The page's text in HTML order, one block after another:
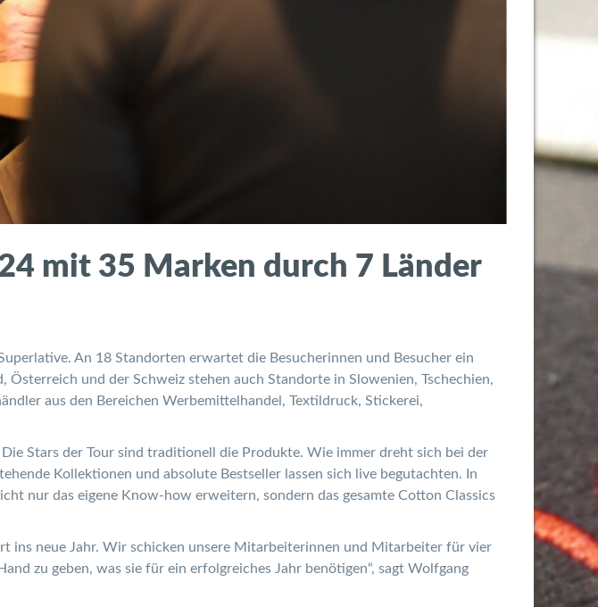
mit 35 Marken durch 7 Länder
An 18 Standorten erwartet die Besucherinnen und Besucher ein
und der Schweiz stehen auch Standorte in Slowenien, Tschechien,
aus den Bereichen Werbemittelhandel, Textildruck, Stickerei,
Stars der Tour sind traditionell die Produkte. Wie immer dreht sich bei der
Kollektionen und absolute Bestseller lassen sich live begutachten. In
nur das eigene Know-how erweitern, sondern das gesamte Cotton Classics
ins neue Jahr. Wir schicken unsere Mitarbeiterinnen und Mitarbeiter für vier
zu geben, was sie für ein erfolgreiches Jahr benötigen“, sagt Wolfgang